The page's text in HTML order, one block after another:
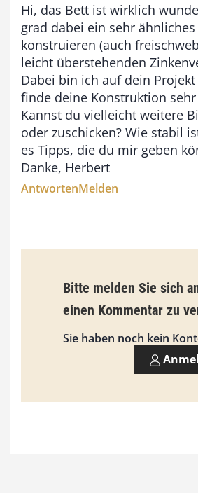
Hi, das Bett ist wirklich
grad dabei ein sehr ähnliches
konstruieren (auch
leicht überstehenden
Dabei bin ich auf dein
finde deine Konstruktion
Kannst du vielleicht weitere
oder zuschicken? Wie stabil
es Tipps, die du mir geben
Danke, Herbert
AntwortenMelden
Bitte melden Sie sich
einen Kommentar zu
Sie haben noch kein